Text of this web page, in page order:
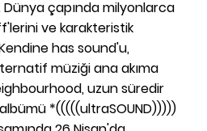
çapında milyonlarca
ve karakteristik
has sound'u,
müziği ana akıma
uzun süredir
*(((((ultraSOUND)))))